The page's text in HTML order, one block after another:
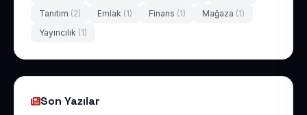
Tanıtım (2) Emlak (1) Finans (1) Mağaza (1)
Yayıncılık (1)
Son Yazılar